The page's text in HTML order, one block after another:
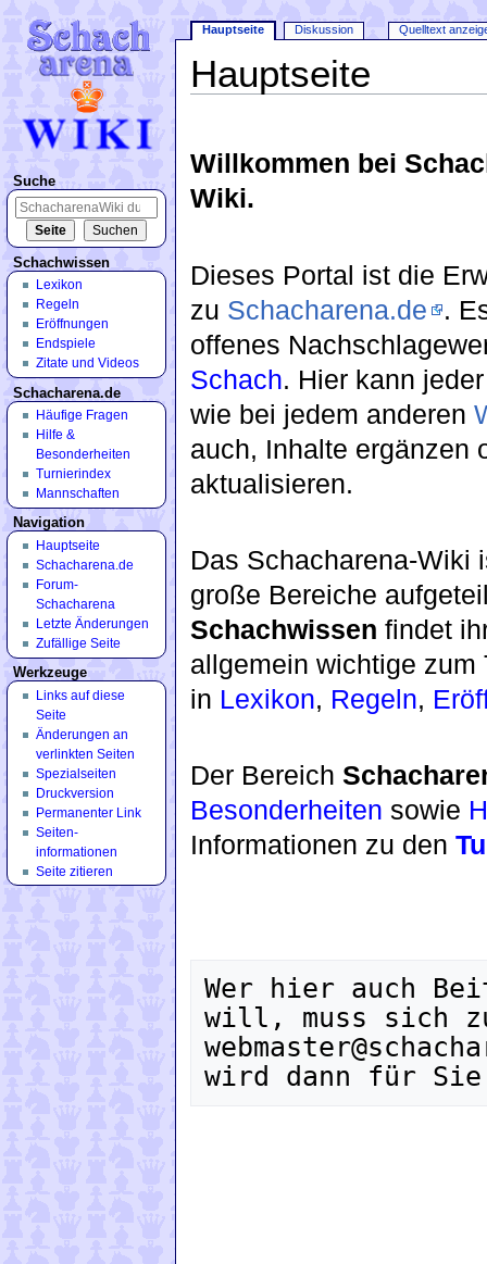
Hauptseite
Willkommen bei
Wiki.
Dieses Portal ist die
zu Schacharena.de
.
offenes
Schach. Hier kann
wie bei jedem anderen
auch, Inhalte ergänzen
aktualisieren.
Das Schacharena-Wiki
große Bereiche
Schachwissen findet
allgemein wichtige
in Lexikon, Regeln,
Der Bereich
Besonderheiten sowie
Informationen zu den
Wer hier auch
will, muss sich
Hauptseite Diskussion Quelltext
Suche
Schachwissen
Lexikon
Regeln
Eröffnungen
Endspiele
Zitate und Videos
Schacharena.de
Häufige Fragen
Hilfe &
Besonderheiten
Turnierindex
Mannschaften
Navigation
Hauptseite
Schacharena.de
Forum-
Schacharena
Letzte Änderungen
Zufällige Seite
Werkzeuge
Links auf diese
Seite
Änderungen an
verlinkten Seiten
Spezialseiten
Druckversion
Permanenter Link
Seiten­
informationen
Seite zitieren